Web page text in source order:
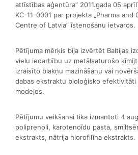
attīstības aģentūra” 2011.gada
KC-11-0001 par projekta „Pharma
Centre of Latvia” īstenošanu ietvaros.
Pētījuma mērķis bija izvērtēt Baltijas
vielu iedarbību uz metālsaturošo
izraisīto blakņu mazināšanu vai
dabas ekstraktu bioloģisko
modeļos.
Pētījumu veikšanai tika izmantoti 4
poliprenoli, karotenoīdu pasta,
ekstrakts, nātrija hlorofilīna ekstrakts.